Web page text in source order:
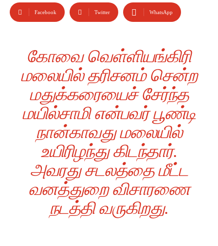
Facebook Twitter WhatsApp
கோவை வெள்ளியங்கிரி
மலையில் தரிசனம் சென்ற
மதுக்கரையைச் சேர்ந்த
மயில்சாமி என்பவர் பூண்டி
நான்காவது மலையில்
உயிரிழந்து கிடந்தார்.
அவரது சடலத்தை மீட்ட
வனத்துறை விசாரணை
நடத்தி வருகிறது.